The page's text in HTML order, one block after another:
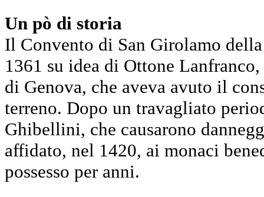
Un pò di storia
Il Convento di San Girolamo
1361 su idea di Ottone
di Genova, che aveva avuto il
terreno. Dopo un travagliato
Ghibellini, che causarono
affidato, nel 1420, ai monaci
possesso per anni.